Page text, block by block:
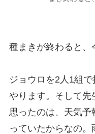
種まきが終わると、
ジョウロを2人1組
やります。そして先
思ったのは、天気
っていたからなの